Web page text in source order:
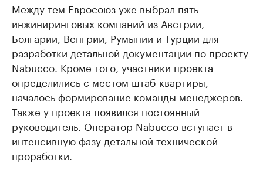
Между тем Евросоюз уже выбрал пять
инжиниринговых компаний из Австрии,
Болгарии, Венгрии, Румынии и Турции для
разработки детальной документации по проекту
Nabucco. Кроме того, участники проекта
определились с местом штаб-квартиры,
началось формирование команды менеджеров.
Также у проекта появился постоянный
руководитель. Оператор Nabucco вступает в
интенсивную фазу детальной технической
проработки.